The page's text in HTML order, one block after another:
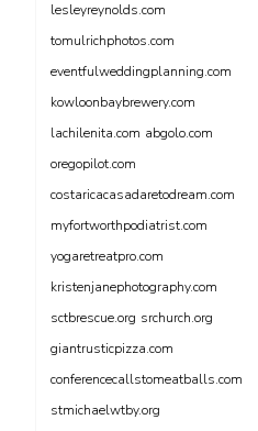
lesleyreynolds.com
tomulrichphotos.com
eventfulweddingplanning.com
kowloonbaybrewery.com
lachilenita.com abgolo.com
oregopilot.com
costaricacasadaretodream.com
myfortworthpodiatrist.com
yogaretreatpro.com
kristenjanephotography.com
sctbrescue.org srchurch.org
giantrusticpizza.com
conferencecallstomeatballs.com
stmichaelwtby.org